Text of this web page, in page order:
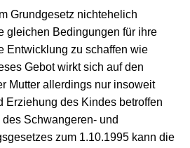
Grundgesetz nichtehelich
gleichen Bedingungen für ihre
Entwicklung zu schaffen wie
Gebot wirkt sich auf den
Mutter allerdings nur insoweit
Erziehung des Kindes betroffen
Schwangeren- und
zum 1.10.1995 kann die